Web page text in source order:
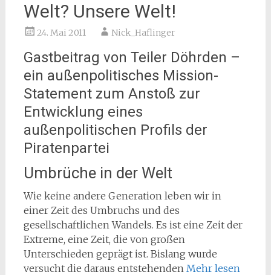
Welt? Unsere Welt!
24. Mai 2011 Nick_Haflinger
Gastbeitrag von Teiler Döhrden –
ein außenpolitisches Mission-
Statement zum Anstoß zur
Entwicklung eines
außenpolitischen Profils der
Piratenpartei
Umbrüche in der Welt
Wie keine andere Generation leben wir in
einer Zeit des Umbruchs und des
gesellschaftlichen Wandels. Es ist eine Zeit der
Extreme, eine Zeit, die von großen
Unterschieden geprägt ist. Bislang wurde
versucht die daraus entstehenden Mehr lesen